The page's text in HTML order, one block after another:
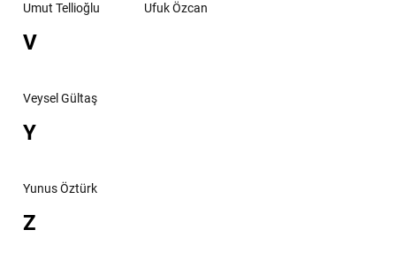
Umut Tellioğlu Ufuk Özcan
V
Veysel Gültaş
Y
Yunus Öztürk
Z